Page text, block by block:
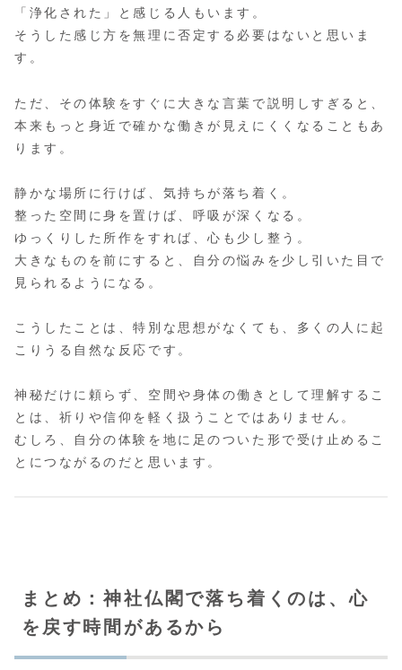
「浄化された」と感じる人もいます。
そうした感じ方を無理に否定する必要はないと思いま
す。
ただ、その体験をすぐに大きな言葉で説明しすぎると、
本来もっと身近で確かな働きが見えにくくなることもあ
ります。
静かな場所に行けば、気持ちが落ち着く。
整った空間に身を置けば、呼吸が深くなる。
ゆっくりした所作をすれば、心も少し整う。
大きなものを前にすると、自分の悩みを少し引いた目で
見られるようになる。
こうしたことは、特別な思想がなくても、多くの人に起
こりうる自然な反応です。
神秘だけに頼らず、空間や身体の働きとして理解するこ
とは、祈りや信仰を軽く扱うことではありません。
むしろ、自分の体験を地に足のついた形で受け止めるこ
とにつながるのだと思います。
まとめ：神社仏閣で落ち着くのは、心
を戻す時間があるから